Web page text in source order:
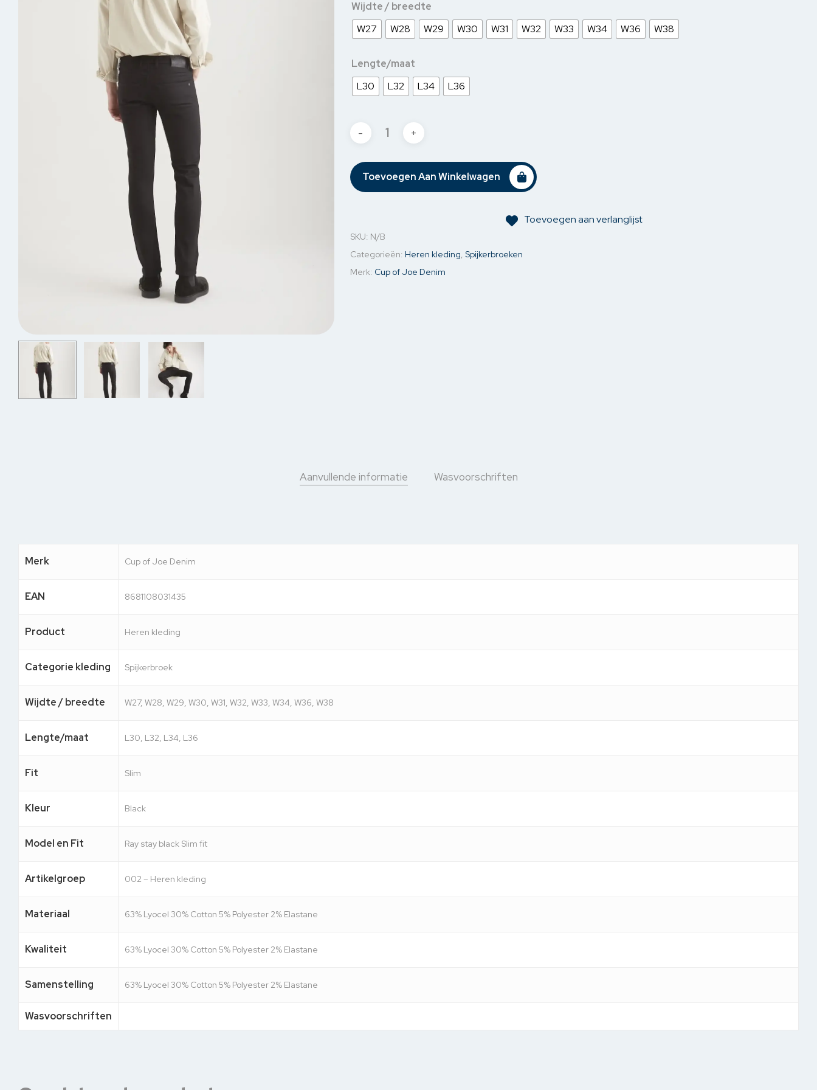
Joggers
Jassen & Blazers
Spijkerjassen
Sweaters
Mouw ophouders
Ondergoed
Wijdte / breedte
W27
W28 W29 W30 W31 W32 W33 W34 W36 W38
Lengte/maat
L30
L32 L34 L36
Toevoegen Aan Winkelwagen
Toevoegen aan verlanglijst
SKU: N/B
Categorieën: Heren kleding, Spijkerbroeken
Merk: Cup of Joe Denim
Aanvullende informatie Wasvoorschriften
Merk Cup of Joe Denim
EAN 8681108031435
Product Heren kleding
Categorie kleding Spijkerbroek
Wijdte / breedte W27, W28, W29, W30, W31, W32, W33, W34, W36, W38
Lengte/maat L30, L32, L34, L36
Fit Slim
Kleur Black
Model en Fit Ray stay black Slim fit
Artikelgroep 002 – Heren kleding
Materiaal 63% Lyocel 30% Cotton 5% Polyester 2% Elastane
Kwaliteit 63% Lyocel 30% Cotton 5% Polyester 2% Elastane
Samenstelling 63% Lyocel 30% Cotton 5% Polyester 2% Elastane
Wasvoorschriften